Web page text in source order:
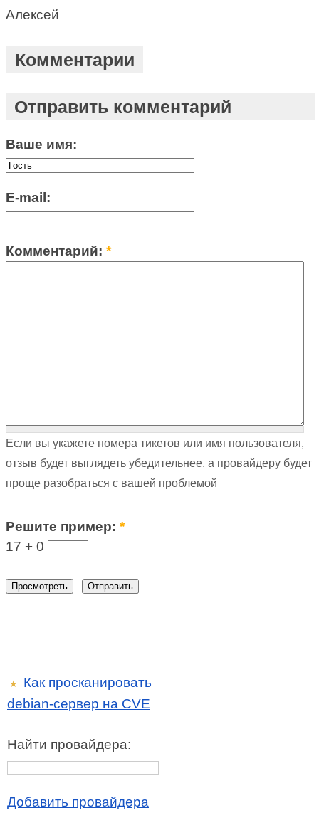
Алексей
Комментарии
Отправить комментарий
Ваше имя:
E-mail:
Комментарий:*
Если вы укажете номера тикетов или имя пользователя,
отзыв будет выглядеть убедительнее, а провайдеру будет
проще разобраться с вашей проблемой
Решите пример:*
17 + 0
★
Как просканировать
debian-сервер на CVE
Найти провайдера:
Добавить провайдера